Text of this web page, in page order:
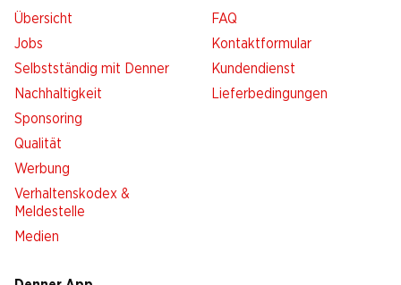
Übersicht
Jobs
Selbstständig mit Denner
Nachhaltigkeit
Sponsoring
Qualität
Werbung
Verhaltenskodex &
Meldestelle
Medien
FAQ
Kontaktformular
Kundendienst
Lieferbedingungen